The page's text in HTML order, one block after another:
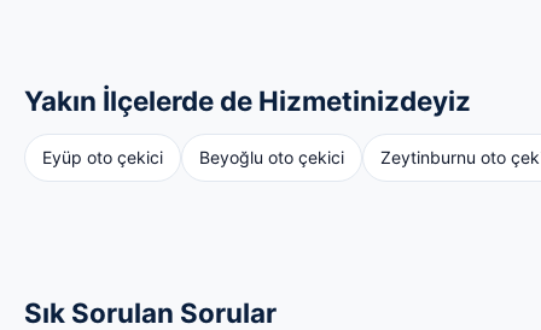
Yakın İlçelerde de Hizmetinizdeyiz
Eyüp oto çekici Beyoğlu oto çekici Zeytinburnu oto
Sık Sorulan Sorular